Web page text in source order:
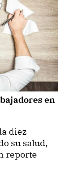
en
diez
su salud,
reporte